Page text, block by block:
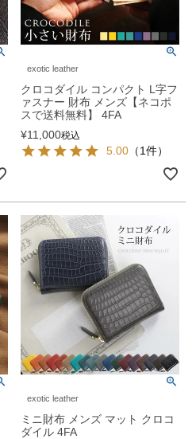
exotic leather
クロコダイル コンパクト L字フ
ァスナー 財布 メンズ【ネコポ
スで送料無料】 4FA
¥11,000税込
5.00 （1件）
exotic leather
ミニ財布 メンズ マット クロコ
ダイル 4FA